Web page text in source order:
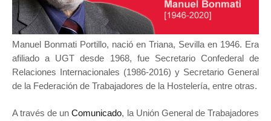
Manuel Bonmati Portillo, nació en Triana, Sevilla en 1946. Era
afiliado a UGT desde 1968, fue Secretario Confederal de
Relaciones Internacionales (1986-2016) y Secretario General
de la Federación de Trabajadores de la Hostelería, entre otras.
A través de unComunicado, la Unión General de Trabajadores